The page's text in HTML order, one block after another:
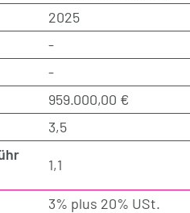
2025
-
-
959.000,00 €
3,5
1,1
3% plus 20% USt.